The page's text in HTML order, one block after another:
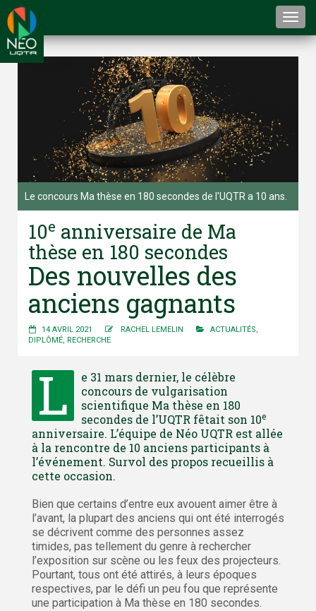
Le concours Ma thèse en 180 secondes de l'UQTR a 10 ans.
10e anniversaire de Ma
thèse en 180 secondes
Des nouvelles des
anciens gagnants
14 AVRIL 2021 RACHEL LEMELIN ACTUALITÉS,
DIPLÔMÉ, RECHERCHE
L
e 31 mars dernier, le célèbre
concours de vulgarisation
scientifique Ma thèse en 180
secondes de l’UQTR fêtait son 10e
anniversaire. L’équipe de Néo UQTR est allée
à la rencontre de 10 anciens participants à
l’événement. Survol des propos recueillis à
cette occasion.
Bien que certains d’entre eux avouent aimer être à
l’avant, la plupart des anciens qui ont été interrogés
se décrivent comme des personnes assez
timides, pas tellement du genre à rechercher
l’exposition sur scène ou les feux des projecteurs.
Pourtant, tous ont été attirés, à leurs époques
respectives, par le défi un peu fou que représente
une participation à Ma thèse en 180 secondes.